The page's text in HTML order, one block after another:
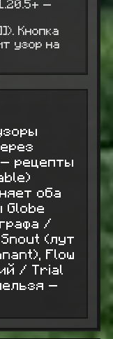
—
Кнопка
узор на
рецепты
оба
Globe
/
(лут
Flow
/ Trial
—